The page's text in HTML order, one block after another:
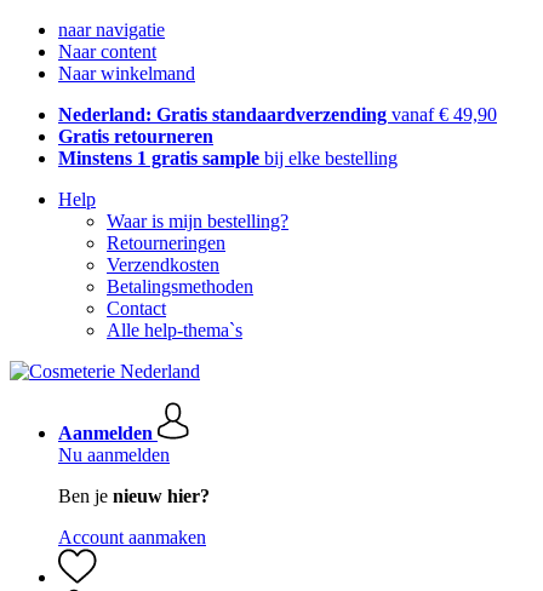
naar navigatie
Naar content
Naar winkelmand
Nederland: Gratis standaardverzending vanaf € 49,90
Gratis retourneren
Minstens 1 gratis sample bij elke bestelling
Help
Waar is mijn bestelling?
Retourneringen
Verzendkosten
Betalingsmethoden
Contact
Alle help-thema`s
Aanmelden
Nu aanmelden
Ben je nieuw hier?
Account aanmaken